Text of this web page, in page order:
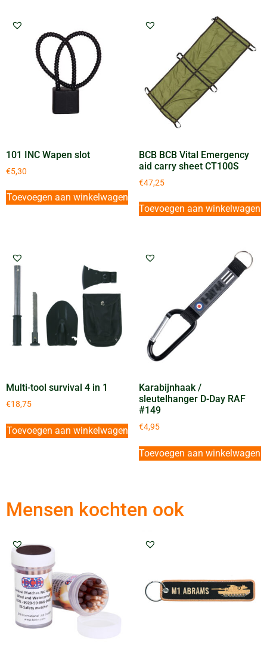
101 INC Wapen slot
€5,30
Toevoegen aan winkelwagen
BCB BCB Vital Emergency
aid carry sheet CT100S
€47,25
Toevoegen aan winkelwagen
Multi-tool survival 4 in 1
€18,75
Toevoegen aan winkelwagen
Karabijnhaak /
sleutelhanger D-Day RAF
#149
€4,95
Toevoegen aan winkelwagen
Mensen kochten ook